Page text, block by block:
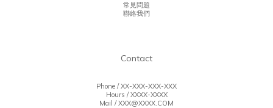
常見問題
聯絡我們
Contact
Phone / XX-XXX-XXX-XXX
Hours / XXXX-XXXX
Mail / XXX@XXXX.COM